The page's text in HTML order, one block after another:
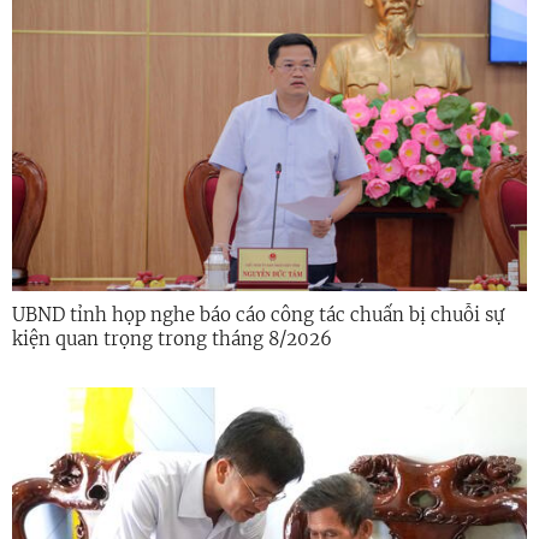
UBND tỉnh họp nghe báo cáo công tác chuẩn bị chuỗi sự
kiện quan trọng trong tháng 8/2026